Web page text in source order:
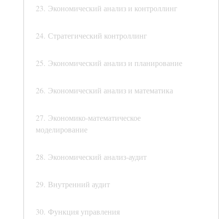
23. Экономический анализ и контроллинг
24. Стратегический контроллинг
25. Экономический анализ и планирование
26. Экономический анализ и математика
27. Экономико-математическое
моделирование
28. Экономический анализ-аудит
29. Внутренний аудит
30. Функция управления